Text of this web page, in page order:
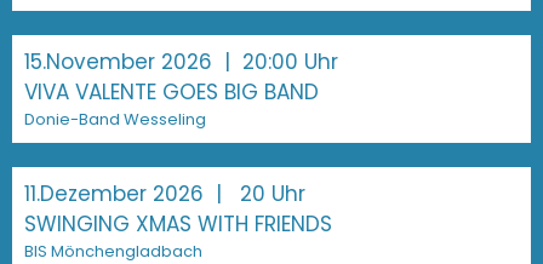
15.November 2026 | 20:00 Uhr
VIVA VALENTE GOES BIG BAND
Donie-Band Wesseling
11.Dezember 2026 | 20 Uhr
SWINGING XMAS WITH FRIENDS
BIS Mönchengladbach